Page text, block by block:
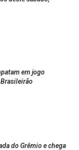
em jogo
do Grêmio e chega